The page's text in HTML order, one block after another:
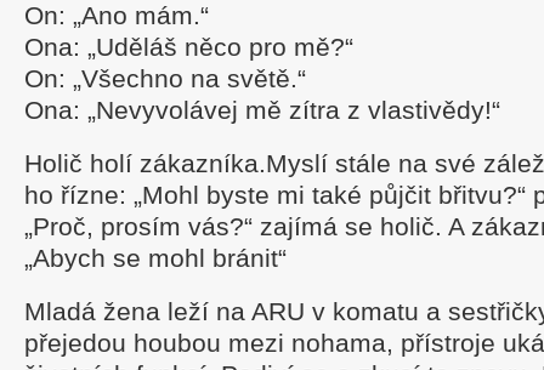
On: „Ano mám.“
Ona: „Uděláš něco pro mě?“
On: „Všechno na světě.“
Ona: „Nevyvolávej mě zítra z vlastivědy!“
Holič holí zákazníka.Myslí stále na své
ho řízne: „Mohl byste mi také půjčit břitvu?“
„Proč, prosím vás?“ zajímá se holič. A
„Abych se mohl bránit“
Mladá žena leží na ARU v komatu a
přejedou houbou mezi nohama, přístroje